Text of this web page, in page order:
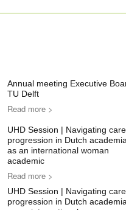
Annual meeting Executive
TU Delft
Read more >
UHD Session | Navigating
progression in Dutch academia
as an international woman
academic
Read more >
UHD Session | Navigating
progression in Dutch academia